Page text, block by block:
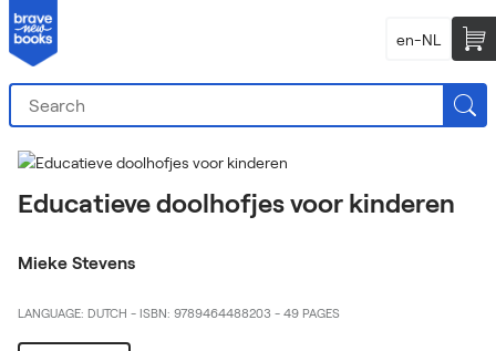
en-NL
Educatieve doolhofjes voor kinderen
Mieke Stevens
LANGUAGE: DUTCH - ISBN: 9789464488203 - 49 PAGES